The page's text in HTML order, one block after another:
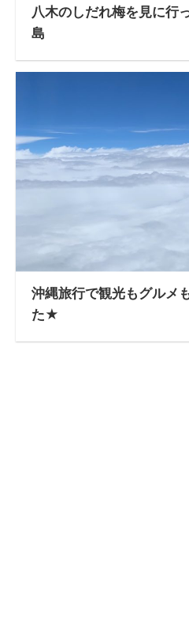
八木のしだれ梅を見に行
島
沖縄旅行で観光もグルメ
た★